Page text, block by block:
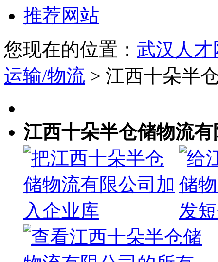
推荐网站
您现在的位置： 武汉人才
运输/物流 > 江西十朵半
江西十朵半仓储物流